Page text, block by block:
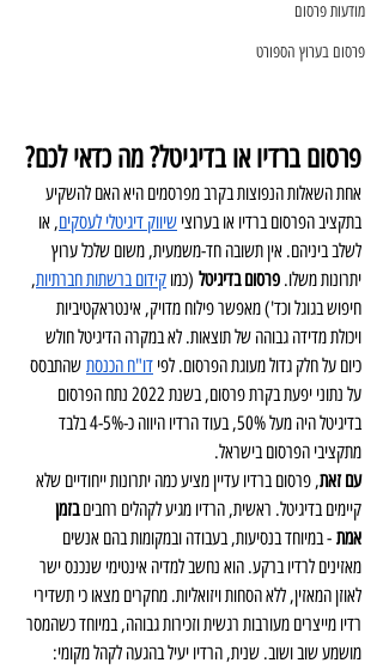
מודעות פרסום
פרסום בערוץ הספורט
פרסום ברדיו או בדיגיטל? מה כדאי לכם?
אחת השאלות הנפוצות בקרב מפרסמים היא האם להשקיע
בתקציב הפרסום ברדיו או בערוצי שיווק דיגיטלי לעסקים, או
לשלב ביניהם. אין תשובה חד-משמעית, משום שלכל ערוץ
יתרונות משלו. פרסום בדיגיטל (כמו קידום ברשתות חברתיות,
חיפוש בגוגל וכד') מאפשר פילוח מדויק, אינטראקטיביות
ויכולת מדידה גבוהה של תוצאות. לא במקרה הדיגיטל חולש
כיום על חלק גדול מעוגת הפרסום. לפי דו"ח הכנסת שהתבסס
על נתוני יפעת בקרת פרסום, בשנת 2022 נתח הפרסום
בדיגיטל היה מעל 50%, בעוד הרדיו היווה כ-4-5% בלבד
מתקציבי הפרסום בישראל.
עם זאת, פרסום ברדיו עדיין מציע כמה יתרונות ייחודיים שלא
קיימים בדיגיטל. ראשית, הרדיו מגיע לקהלים רחבים בזמן
אמת - במיוחד בנסיעות, בעבודה ובמקומות בהם אנשים
מאזינים לרדיו ברקע. הוא נחשב למדיה אינטימי שנכנס ישר
לאוזן המאזין, ללא הסחות ויזואליות. מחקרים מצאו כי תשדירי
רדיו מייצרים מעורבות רגשית וזכירות גבוהה, במיוחד כשהמסר
מושמע שוב ושוב. שנית, הרדיו יעיל בהגעה לקהל מקומי: